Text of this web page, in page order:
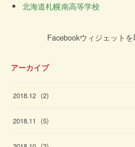
北海道札幌南高等学校
Facebookウィジェット
アーカイブ
2018.12 (2)
2018.11 (5)